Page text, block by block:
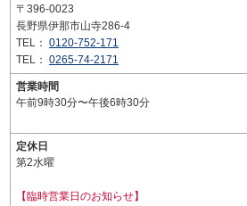
〒396-0023
長野県伊那市山寺286-4
TEL： 0120-752-171
TEL： 0265-74-2171
営業時間
午前9時30分〜午後6時30分
定休日
第2水曜
【臨時営業日のお知らせ】